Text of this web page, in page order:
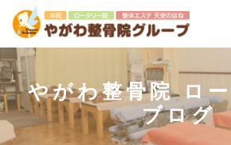
やがわ整骨院 ロ
ブログ